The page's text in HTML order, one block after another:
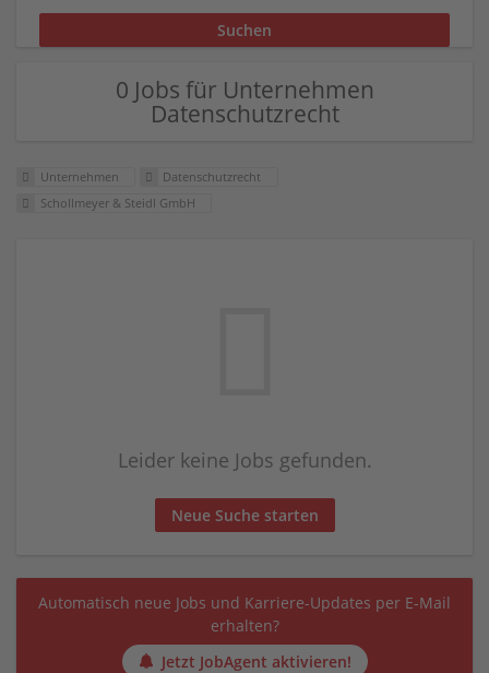
0 Jobs für Unternehmen
Datenschutzrecht
Unternehmen
Datenschutzrecht
Schollmeyer & Steidl GmbH
Leider keine Jobs gefunden.
Neue Suche starten
Automatisch neue Jobs und Karriere-Updates per E-Mail
erhalten?
Jetzt JobAgent aktivieren!